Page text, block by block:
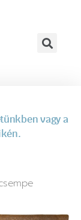
vagy a